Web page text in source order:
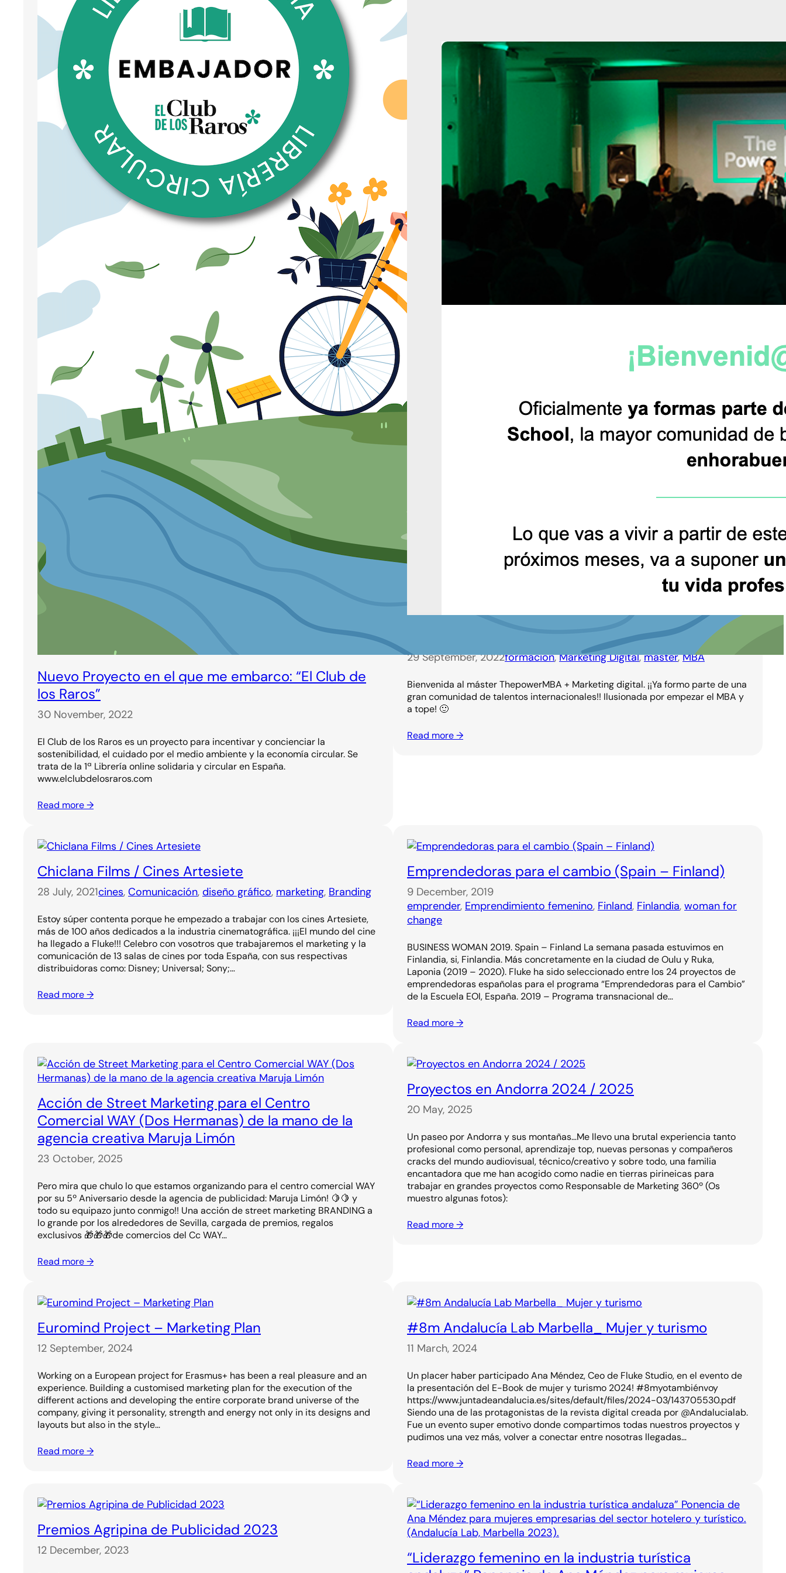
Nuevo Proyecto en el que me embarco: “El Club de
los Raros”
30 November, 2022
El Club de los Raros es un proyecto para incentivar y concienciar la
sostenibilidad, el cuidado por el medio ambiente y la economía circular. Se
trata de la 1ª Librería online solidaria y circular en España.
www.elclubdelosraros.com
Read more →
29 September, 2022formación, Marketing Digital, máster, MBA
Bienvenida al máster ThepowerMBA + Marketing digital. ¡¡Ya formo parte de una
gran comunidad de talentos internacionales!! Ilusionada por empezar el MBA y
a tope! 🙂
Read more →
Chiclana Films / Cines Artesiete
28 July, 2021cines, Comunicación, diseño gráfico, marketing, Branding
Estoy súper contenta porque he empezado a trabajar con los cines Artesiete,
más de 100 años dedicados a la industria cinematográfica. ¡¡¡El mundo del cine
ha llegado a Fluke!!! Celebro con vosotros que trabajaremos el marketing y la
comunicación de 13 salas de cines por toda España, con sus respectivas
distribuidoras como: Disney; Universal; Sony;…
Read more →
Emprendedoras para el cambio (Spain – Finland)
9 December, 2019
emprender, Emprendimiento femenino, Finland, Finlandia, woman for
change
BUSINESS WOMAN 2019. Spain – Finland La semana pasada estuvimos en
Finlandia, si, Finlandia. Más concretamente en la ciudad de Oulu y Ruka,
Laponia (2019 – 2020). Fluke ha sido seleccionado entre los 24 proyectos de
emprendedoras españolas para el programa “Emprendedoras para el Cambio”
de la Escuela EOI, España. 2019 – Programa transnacional de…
Read more →
Acción de Street Marketing para el Centro
Comercial WAY (Dos Hermanas) de la mano de la
agencia creativa Maruja Limón
23 October, 2025
Pero mira que chulo lo que estamos organizando para el centro comercial WAY
por su 5º Aniversario desde la agencia de publicidad: Maruja Limón! 🍋🍋 y
todo su equipazo junto conmigo!! Una acción de street marketing BRANDING a
lo grande por los alrededores de Sevilla, cargada de premios, regalos
exclusivos 🎁🎁🎁de comercios del Cc WAY…
Read more →
Proyectos en Andorra 2024 / 2025
20 May, 2025
Un paseo por Andorra y sus montañas…Me llevo una brutal experiencia tanto
profesional como personal, aprendizaje top, nuevas personas y compañeros
cracks del mundo audiovisual, técnico/creativo y sobre todo, una familia
encantadora que me han acogido como nadie en tierras pirineicas para
trabajar en grandes proyectos como Responsable de Marketing 360º (Os
muestro algunas fotos):
Read more →
Euromind Project – Marketing Plan
12 September, 2024
Working on a European project for Erasmus+ has been a real pleasure and an
experience. Building a customised marketing plan for the execution of the
different actions and developing the entire corporate brand universe of the
company, giving it personality, strength and energy not only in its designs and
layouts but also in the style…
Read more →
#8m Andalucía Lab Marbella_ Mujer y turismo
11 March, 2024
Un placer haber participado Ana Méndez, Ceo de Fluke Studio, en el evento de
la presentación del E-Book de mujer y turismo 2024! #8myotambiénvoy
https://www.juntadeandalucia.es/sites/default/files/2024-03/143705530.pdf
Siendo una de las protagonistas de la revista digital creada por @Andalucialab.
Fue un evento super emotivo donde compartimos todas nuestros proyectos y
pudimos una vez más, volver a conectar entre nosotras llegadas…
Read more →
Premios Agripina de Publicidad 2023
12 December, 2023
“Liderazgo femenino en la industria turística